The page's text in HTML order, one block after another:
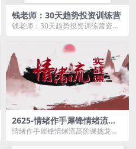
钱老师：30天趋势投资训练营
钱老师：30天趋势投资训练营资源
2625-情绪作手犀锋情绪流高
阶课擒龙捉妖短线交易课程
情绪作手犀锋情绪流高阶课擒龙捉